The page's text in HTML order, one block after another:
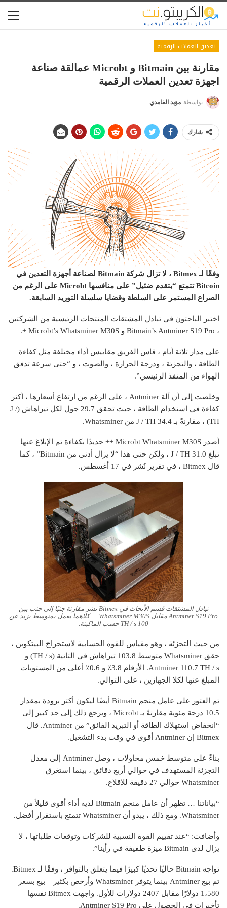
تعدين العملات الرقمية
مقارنة بين Bitmain و Microbt عمالقة صناعة
اجهزة تعدين العملات الرقمية
بواسطة مؤيد الغامدي
شارك
وفقًا لـ Bitmex ، لا تزال شركة Bitmain لصناعة أجهزة التعدين في
Bitcoin تتمتع “بتقدم ضئيل” على منافسها Microbt على الرغم من
الصراع المستمر على السلطة وقضايا سلسلة التوريد السابقة.
اختبر الباحثون في تبادل المشتقات المنتجات الرئيسية من الشركتين
، Bitmain’s Antminer S19 Pro و Microbt’s Whatsminer M30S +.
على مدار ثلاثة أيام ، قاس الفريق مقاييس أداء مختلفة مثل كفاءة
الطاقة ، والتجزئة ، ودرجة الحرارة ، والصوت ، و “حتى سرعة تدفق
الهواء من المنفذ الرئيسي”.
وخلصت إلى أن آلة Antminer ، على الرغم من ارتفاع أسعارها ، أكثر
كفاءة في استخدام الطاقة ، حيث تحقق 29.7 جول لكل تيراهاش (J /
TH) ، مقارنةً بـ 34.4 J / TH من Whatsminer.
أصدر Microbt Whatsminer M30S ++ جديدًا بكفاءة تم الإبلاغ عنها
تبلغ 31.0 J / TH ، ولكن حتى هذا “لا يزال أدنى من Bitmain” ، كما
قال Bitmex ، في تقرير نُشر في 17 أغسطس.
تبادل المشتقات قسم الأبحاث في Bitmex نشر مقارنة جنبًا إلى جنب بين
Antminer S19 Pro مقابل Whatsminer M30S +. كلاهما يعمل بمتوسط ​​يزيد عن
100 TH / s حسب الماكينة.
من حيث التجزئة ، وهو مقياس للقوة الحسابية لاستخراج البيتكوين ،
حقق Whatsminer متوسط ​​103.8 تيراهاش في الثانية (TH / s) و
Antminer 110.7 TH / s. الأرقام 3.8٪ و 0.6٪ أعلى من المستويات
المبلغ عنها لكلا الجهازين ، على التوالي.
تم العثور على عامل منجم Bitmain أيضًا ليكون أكثر برودة بمقدار
10.5 درجة مئوية مقارنةً بـ Microbt ، ويرجع ذلك إلى حد كبير إلى
“انخفاض استهلاك الطاقة أو التبريد الفائق” من Antminer. قال
Bitmex إن Antminer أقوى في وقت بدء التشغيل.
بناءً على متوسط ​​خمس محاولات ، وصل Antminer إلى معدل
التجزئة المستهدف في حوالي أربع دقائق ، بينما استغرق
Whatsminer حوالي 27 دقيقة للإقلاع.
“بياناتنا … تظهر أن عامل منجم Bitmain لديه أداء أقوى قليلاً من
Whatsminer. ومع ذلك ، يبدو أن Whatsminer تتمتع باستقرار أفضل.
وأضافت: “عند تقييم القوة النسبية للشركات وتوقعات طلباتها ، لا
يزال لدى Bitmain ميزة طفيفة في رأينا”.
تواجه Bitmain حاليًا تحديًا كبيرًا فيما يتعلق بالتوافر ، وفقًا لـ Bitmex.
تم بيع Antminer بينما يتوفر Whatsminer وأرخص بكثير – بيع بسعر
1،580 دولارًا مقابل 2407 دولارات للأول. واجهت Bitmex نفسها
تأخيرات في الحصول على Antminer S19 Pro.